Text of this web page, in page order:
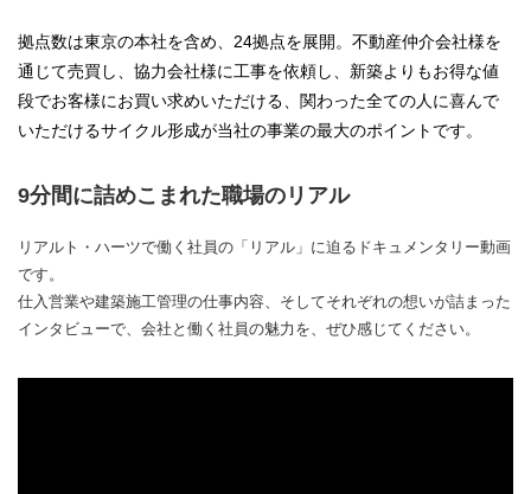
拠点数は東京の本社を含め、24拠点を展開。不動産仲介会社様を
通じて売買し、協力会社様に工事を依頼し、新築よりもお得な値
段でお客様にお買い求めいただける、関わった全ての人に喜んで
いただけるサイクル形成が当社の事業の最大のポイントです。
9分間に詰めこまれた職場のリアル
リアルト・ハーツで働く社員の「リアル」に迫るドキュメンタリー動画
です。
仕入営業や建築施工管理の仕事内容、そしてそれぞれの想いが詰まった
インタビューで、会社と働く社員の魅力を、ぜひ感じてください。